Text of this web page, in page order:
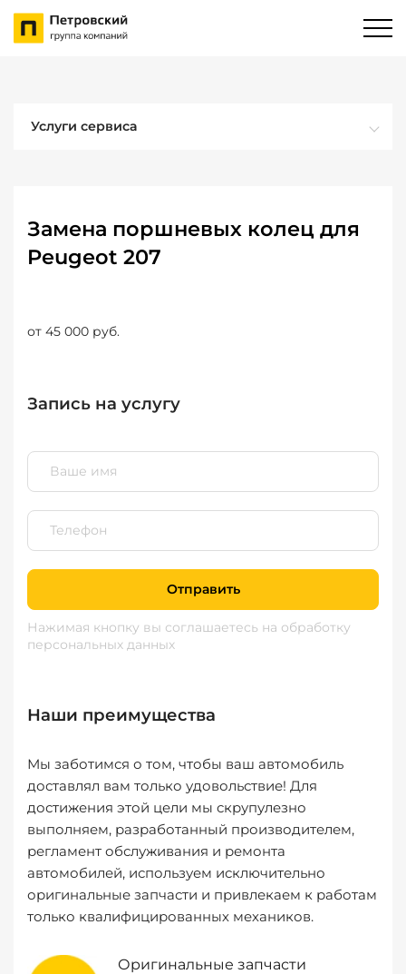
Услуги сервиса
Замена поршневых колец для
Peugeot 207
от 45 000 руб.
Запись на услугу
Отправить
Нажимая кнопку вы соглашаетесь на обработку
персональных данных
Наши преимущества
Мы заботимся о том, чтобы ваш автомобиль
доставлял вам только удовольствие! Для
достижения этой цели мы скрупулезно
выполняем, разработанный производителем,
регламент обслуживания и ремонта
автомобилей, используем исключительно
оригинальные запчасти и привлекаем к работам
только квалифицированных механиков.
Оригинальные запчасти